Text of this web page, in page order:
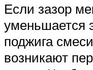
Если зазор
уменьшается
поджига
возникают